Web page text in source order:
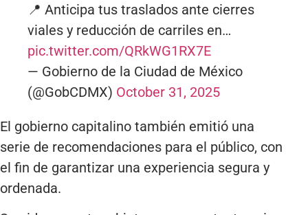
📍 Anticipa tus traslados ante cierres
viales y reducción de carriles en…
pic.twitter.com/QRkWG1RX7E
— Gobierno de la Ciudad de México
(@GobCDMX) October 31, 2025
El gobierno capitalino también emitió una
serie de recomendaciones para el público, con
el fin de garantizar una experiencia segura y
ordenada.